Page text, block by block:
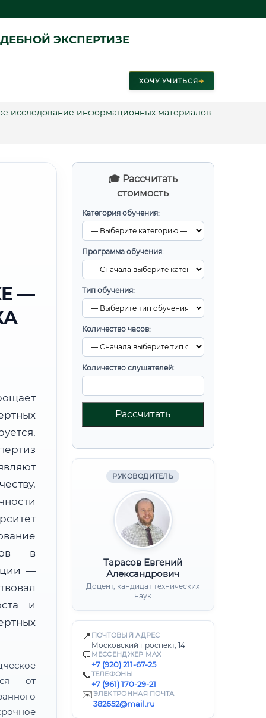
ЭКСПЕРТИЗЕ
ХОЧУ УЧИТЬСЯ➜
исследование информационных материалов
🎓 Рассчитать
стоимость
Категория обучения:
Программа обучения:
Тип обучения:
Количество часов:
Количество слушателей:
Рассчитать
РУКОВОДИТЕЛЬ
Тарасов Евгений
Александрович
Доцент, кандидат технических
наук
📍 ПОЧТОВЫЙ АДРЕС
Московский проспект, 14
💬 МЕССЕНДЖЕР MAX
+7 (920) 211-67-25
📞ТЕЛЕФОНЫ
+7 (961) 170-29-21
✉️ЭЛЕКТРОННАЯ ПОЧТА
382652@mail.ru
—
в
—
и
от